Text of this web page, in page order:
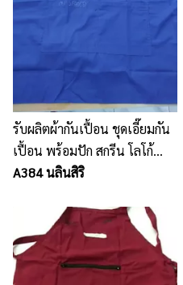
รับผลิตผ้ากันเปื้อน ชุดเอี๊ยมกัน
เปื้อน พร้อมปัก สกรีน โลโก้
นลินสิริ 2015 จำกัด ศรีราชา
A384 นลินสิริ